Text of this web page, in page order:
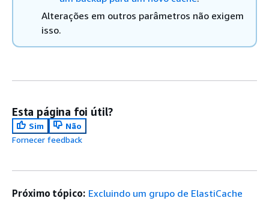
Alterações em outros parâmetros não exigem
isso.
Esta página foi útil?
Sim
Não
Fornecer feedback
Próximo tópico: Excluindo um grupo de ElastiCache